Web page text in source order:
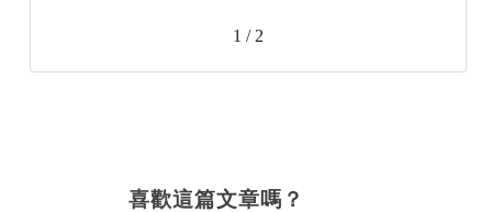
1 / 2
喜歡這篇文章嗎？